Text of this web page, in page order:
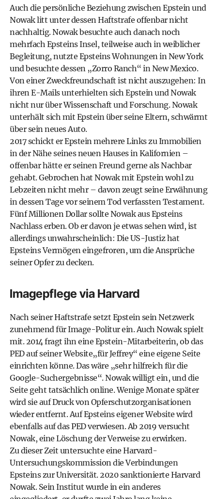
Auch die persönliche Beziehung zwischen Epstein und
Nowak litt unter dessen Haftstrafe offenbar nicht
nachhaltig. Nowak besuchte auch danach noch
mehrfach Epsteins Insel, teilweise auch in weiblicher
Begleitung, nutzte Epsteins Wohnungen in New York
und besuchte dessen „Zorro Ranch“ in New Mexico.
Von einer Zweckfreundschaft ist nicht auszugehen: In
ihren E-Mails unterhielten sich Epstein und Nowak
nicht nur über Wissenschaft und Forschung. Nowak
unterhält sich mit Epstein über seine Eltern, schwärmt
über sein neues Auto.
2017schickt er Epstein mehrere Links zu Immobilien
in der Nähe seines neuen Hauses in Kalifornien–
offenbar hätte er seinen Freund gerne als Nachbar
gehabt. Gebrochen hat Nowak mit Epstein wohl zu
Lebzeiten nicht mehr – davon zeugt seine Erwähnung
in dessen Tage vor seinem Tod verfassten Testament.
Fünf Millionen Dollar sollte Nowak aus Epsteins
Nachlass erben.Ob er davon je etwas sehen wird, ist
allerdings unwahrscheinlich: Die US-Justiz hat
Epsteins Vermögen eingefroren, um die Ansprüche
seiner Opfer zu decken.
Imagepflege via Harvard
Nach seiner Haftstrafe setzt Epstein sein Netzwerk
zunehmend für Image-Politur ein. Auch Nowak spielt
mit.2014 fragt ihn eine Epstein-Mitarbeiterin, ob das
PED auf seiner Website„für Jeffrey“ eine eigene Seite
einrichten könne. Das wäre „sehr hilfreich für die
Google-Suchergebnisse“. Nowak willigt ein, und die
Seite geht tatsächlich online. Wenige Monate später
wird sie auf Druck von Opferschutzorganisationen
wieder entfernt. Auf Epsteins eigener Website wird
ebenfalls auf das PED verwiesen.Ab 2019 versucht
Nowak, eine Löschung der Verweise zu erwirken.
Zu dieser Zeit untersuchte eine Harvard-
Untersuchungskommission die Verbindungen
Epsteins zur Universität. 2020 sanktionierte Harvard
Nowak. Sein Institut wurde in ein anderes